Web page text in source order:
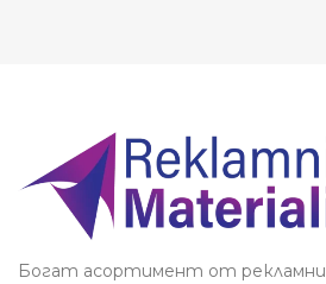
Богат асортимент от рекламни